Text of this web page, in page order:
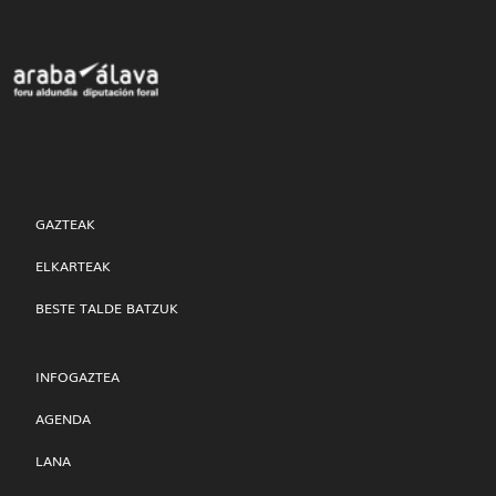
GAZTEAK
ELKARTEAK
BESTE TALDE BATZUK
INFOGAZTEA
AGENDA
LANA